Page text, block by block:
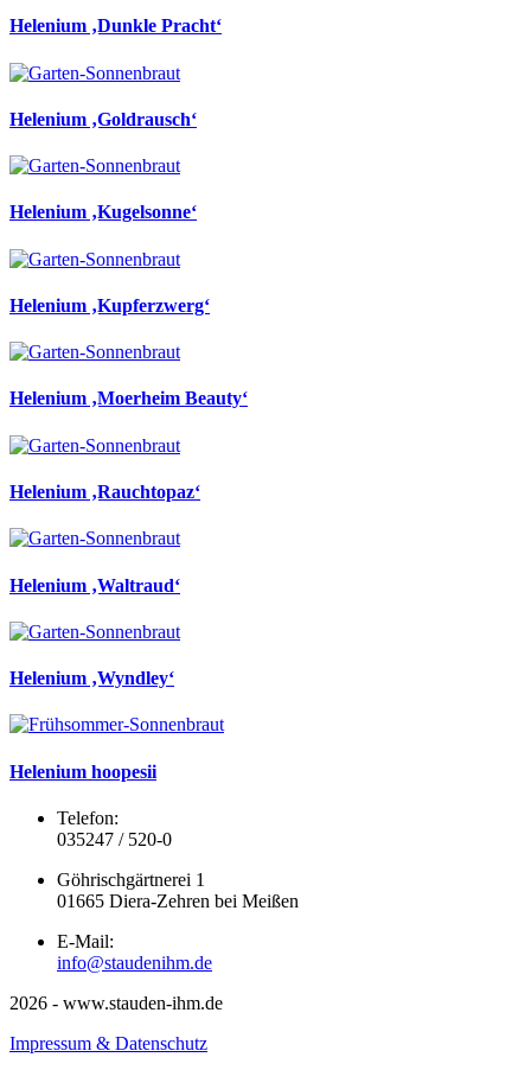
Helenium ‚Dunkle Pracht‘
Helenium ‚Goldrausch‘
Helenium ‚Kugelsonne‘
Helenium ‚Kupferzwerg‘
Helenium ‚Moerheim Beauty‘
Helenium ‚Rauchtopaz‘
Helenium ‚Waltraud‘
Helenium ‚Wyndley‘
Helenium hoopesii
Telefon:
035247 / 520-0
Göhrischgärtnerei 1
01665 Diera-Zehren bei Meißen
E-Mail:
info@staudenihm.de
2026 - www.stauden-ihm.de
Impressum & Datenschutz